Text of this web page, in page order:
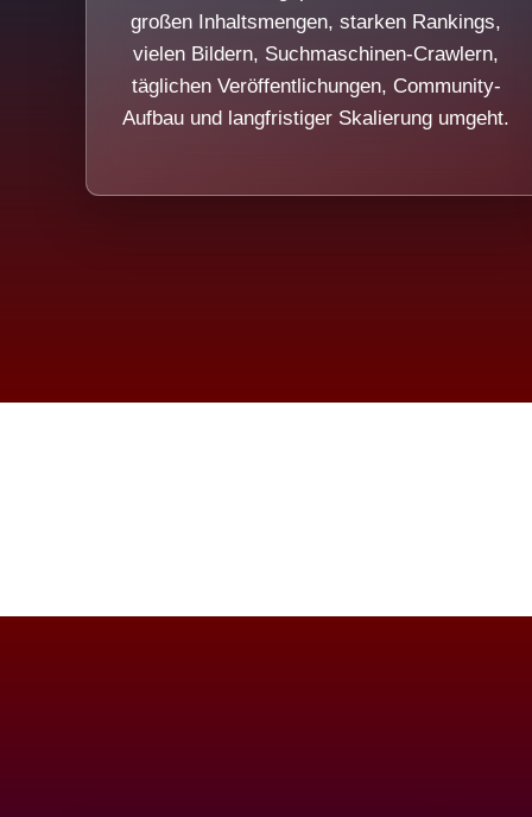
großen Inhaltsmengen, starken Rankings,
vielen Bildern, Suchmaschinen-Crawlern,
täglichen Veröffentlichungen, Community-
Aufbau und langfristiger Skalierung umgeht.